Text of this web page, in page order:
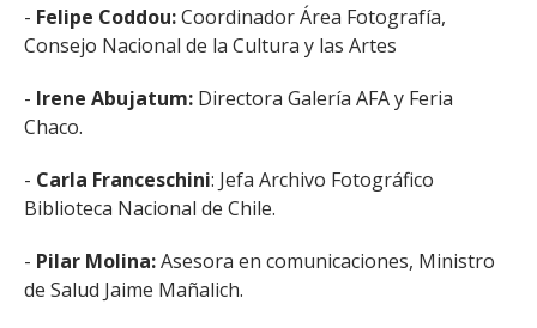
- Felipe Coddou:Coordinador Área Fotografía,
Consejo Nacional de la Cultura y las Artes
- Irene Abujatum: Directora Galería AFA y Feria
Chaco.
- Carla Franceschini: Jefa Archivo Fotográfico
Biblioteca Nacional de Chile.
- Pilar Molina:Asesora en comunicaciones, Ministro
de Salud Jaime Mañalich.